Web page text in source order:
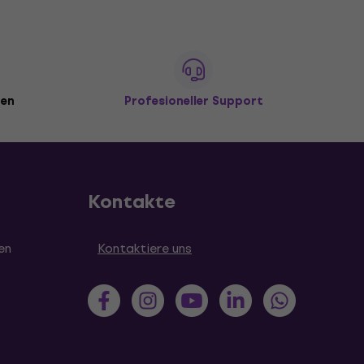
Profesioneller Support
Kontakte
Kontaktiere uns